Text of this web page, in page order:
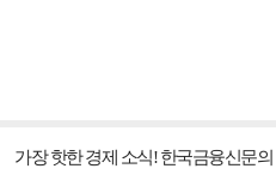
가장 핫한 경제 소식! 한국금융신문의